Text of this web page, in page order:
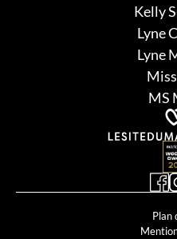
Kelly
Lyne
Lyne
MS
Plan